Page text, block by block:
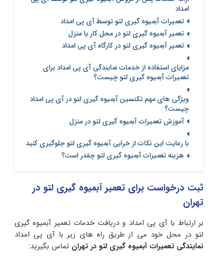
امداد
تعمیرات آبمیوه گیری لتو توسط آی پی امداد
تعمیر آبمیوه گیری لتو در محل کار یا منزل
تعمیر آبمیوه گیری لتو در کارگاه آی پی امداد
مزایای استفاده از خدمات نمایندگی آی پی امداد برای
تعمیرات آبمیوه گیری لتو چیست؟
ویژگی های مهم تکنسین آبمیوه گیری لتو در آی پی امداد
چیست؟
آموزش تعمیرات آبمیوه گیری لتو در منزل
با رعایت این نکات از خرابی آبمیوه گیری لتو جلوگیری کنید
هزینه تعمیرات آبمیوه گیری لتو چقدر است؟
ثبت درخواست برای تعمیر آبمیوه گیری لتو در
تهران
بر ارتباط با آی پی امداد و دریافت خدمات تعمیر آبمیوه گیری
لتو در محل خود می از طریق راه های زیر با آی پی امداد
نمایندگی تعمیرات آبمیوه گیری لتو در تهران تماس بگیرید: